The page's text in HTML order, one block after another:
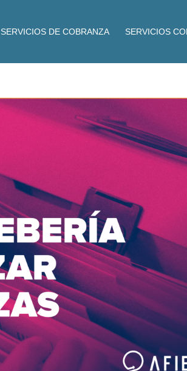
SERVICIOS DE COBRANZA SERVICIOS